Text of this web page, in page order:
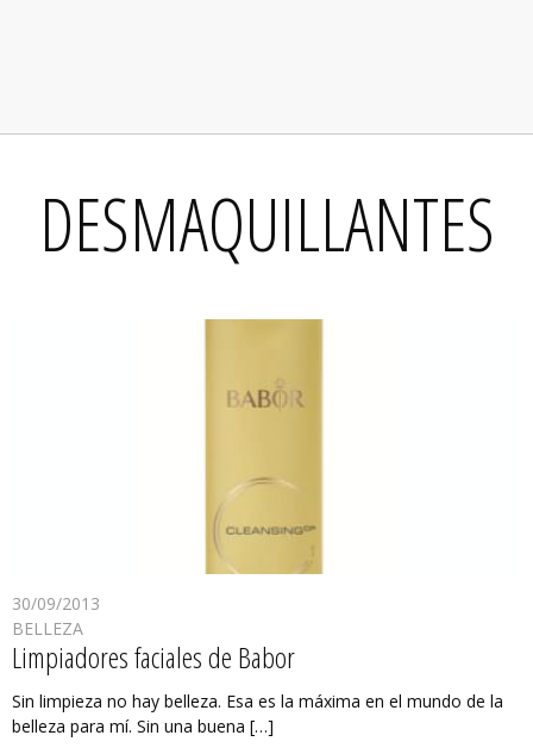
DESMAQUILLANTES
30/09/2013
BELLEZA
Limpiadores faciales de Babor
Sin limpieza no hay belleza. Esa es la máxima en el mundo de la
belleza para mí. Sin una buena […]